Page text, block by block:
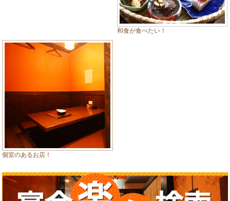
和食が食べたい！
個室のあるお店！